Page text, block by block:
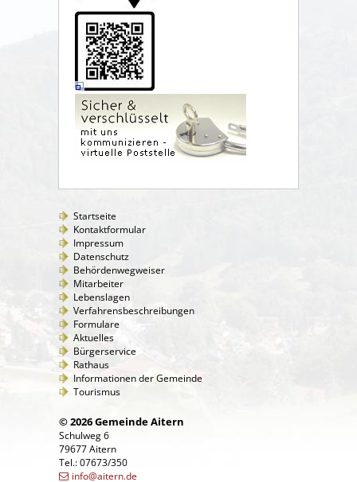
Startseite
Kontaktformular
Impressum
Datenschutz
Behördenwegweiser
Mitarbeiter
Lebenslagen
Verfahrensbeschreibungen
Formulare
Aktuelles
Bürgerservice
Rathaus
Informationen der Gemeinde
Tourismus
© 2026 Gemeinde Aitern
Schulweg 6
79677 Aitern
Tel.: 07673/350
info@aitern.de